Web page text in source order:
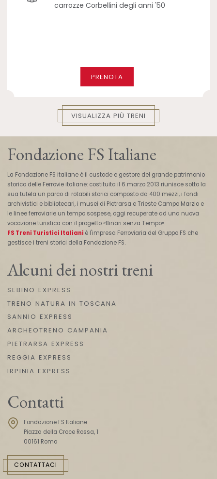
carrozze Corbellini degli anni '50
PRENOTA
VISUALIZZA PIÙ TRENI
Fondazione FS Italiane
La Fondazione FS italiane è il custode e gestore del grande patrimonio
storico delle Ferrovie italiane: costituita il 6 marzo 2013 riunisce sotto la
sua tutela un parco di rotabili storici composto da 400 mezzi, i fondi
archivistici e bibliotecari, i musei di Pietrarsa e Trieste Campo Marzio e
le linee ferroviarie un tempo sospese, oggi recuperate ad una nuova
vocazione turistica con il progetto «Binari senza Tempo».
FS Treni Turistici Italiani è l'impresa Ferroviaria del Gruppo FS che
gestisce i treni storici della Fondazione FS.
Alcuni dei nostri treni
SEBINO EXPRESS
TRENO NATURA IN TOSCANA
SANNIO EXPRESS
ARCHEOTRENO CAMPANIA
PIETRARSA EXPRESS
REGGIA EXPRESS
IRPINIA EXPRESS
Contatti
Fondazione FS Italiane
Piazza della Croce Rossa, 1
00161 Roma
CONTATTACI